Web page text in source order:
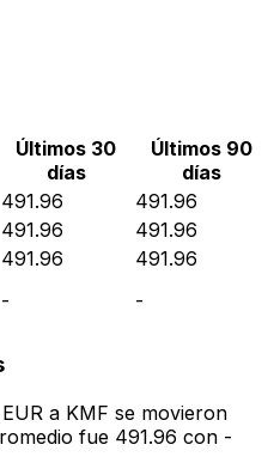
Últimos 30
días
Últimos 90
días
491.96
491.96
491.96
491.96
491.96
491.96
- -
a KMF se movieron
fue 491.96 con -